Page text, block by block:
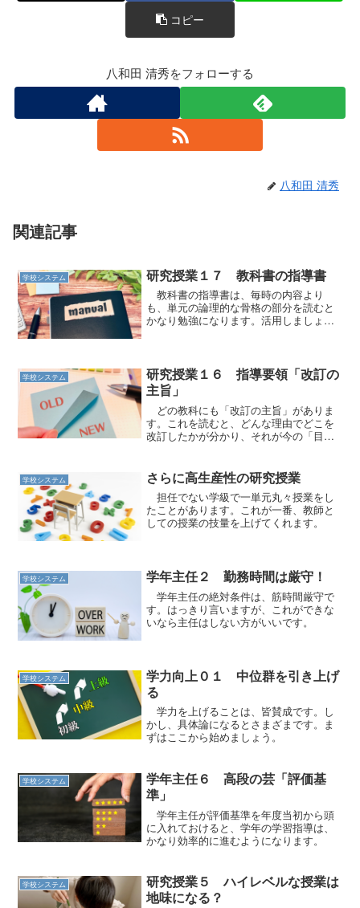
o コピー
八和田 清秀をフォローする
八和田 清秀
関連記事
学校システム 研究授業１７ 教科書の指導書
教科書の指導書は、毎時の内容より
も、単元の論理的な骨格の部分を読むと
かなり勉強になります。活用しましょ
学校システム
研究授業１６ 指導要領「改訂の
主旨」
どの教科にも「改訂の主旨」がありま
す。これを読むと、どんな理由でどこを
改訂したかが分かり、それが今の「目
学校システム さらに高生産性の研究授業
担任でない学級で一単元丸々授業をし
たことがあります。これが一番、教師と
しての授業の技量を上げてくれます。
学校システム 学年主任２ 勤務時間は厳守！
学年主任の絶対条件は、筋時間厳守で
す。はっきり言いますが、これができな
いなら主任はしない方がいいです。
学校システム
学力向上０１ 中位群を引き上げ
る
学力を上げることは、皆賛成です。し
かし、具体論になるとさまざまです。ま
ずはここから始めましょう。
学校システム
学年主任６ 高段の芸「評価基
準」
学年主任が評価基準を年度当初から頭
に入れておけると、学年の学習指導は、
かなり効率的に進むようになります。
学校システム
研究授業５ ハイレベルな授業は
地味になる？